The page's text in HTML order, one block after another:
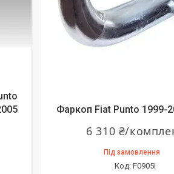
Фаркоп Fiat Punto 1999-
6 310 ₴/
Під замовлення
F0905i